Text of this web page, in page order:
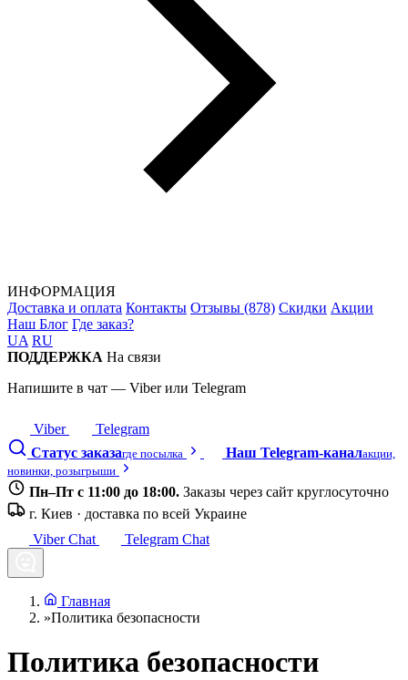
ИНФОРМАЦИЯ
Доставка и оплата Контакты Отзывы (878) Скидки Акции
Наш Блог Где заказ?
UA RU
ПОДДЕРЖКА На связи
Напишите в чат — Viber или Telegram
Viber
Telegram
Статус заказагде посылка Наш Telegram-каналакции,
новинки, розыгрыши
Пн–Пт с 11:00 до 18:00. Заказы через сайт круглосуточно
г. Киев · доставка по всей Украине
Viber Chat
Telegram Chat
Главная
»Политика безопасности
Политика безопасности